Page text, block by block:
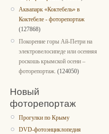
Аквапарк «Коктебель» в
Коктебеле - фоторепортаж
(127868)
Покорение горы Ай-Петри на
электровелосипеде или осенняя
роскошь крымской осени –
фоторепортаж. (124050)
Новый
фоторепортаж
Прогулки по Крыму
DVD-фотоэнциклопедия